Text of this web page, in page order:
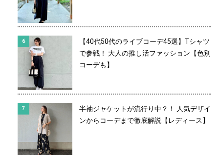
【40代50代のライブコーデ45選】Tシャツ
で参戦！ 大人の推し活ファッション【色別
コーデも】
半袖ジャケットが流行り中？！ 人気デザイ
ンからコーデまで徹底解説【レディース】